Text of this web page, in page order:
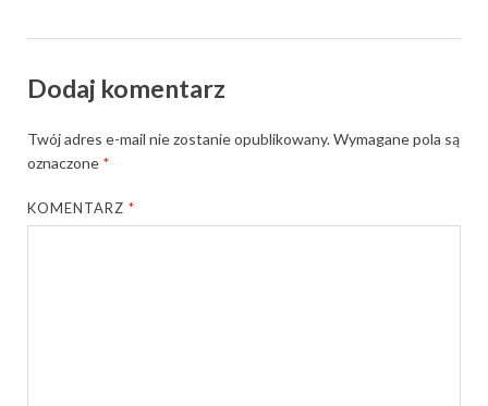
Dodaj komentarz
Twój adres e-mail nie zostanie opublikowany.Wymagane pola są
oznaczone *
KOMENTARZ*